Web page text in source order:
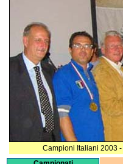
Campioni Italiani 2003 -